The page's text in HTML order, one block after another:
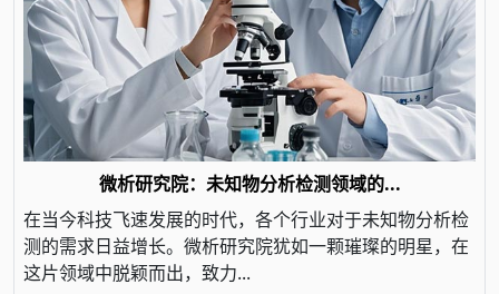
微析研究院：未知物分析检测领域的...
在当今科技飞速发展的时代，各个行业对于未知物分析检
测的需求日益增长。微析研究院犹如一颗璀璨的明星，在
这片领域中脱颖而出，致力...